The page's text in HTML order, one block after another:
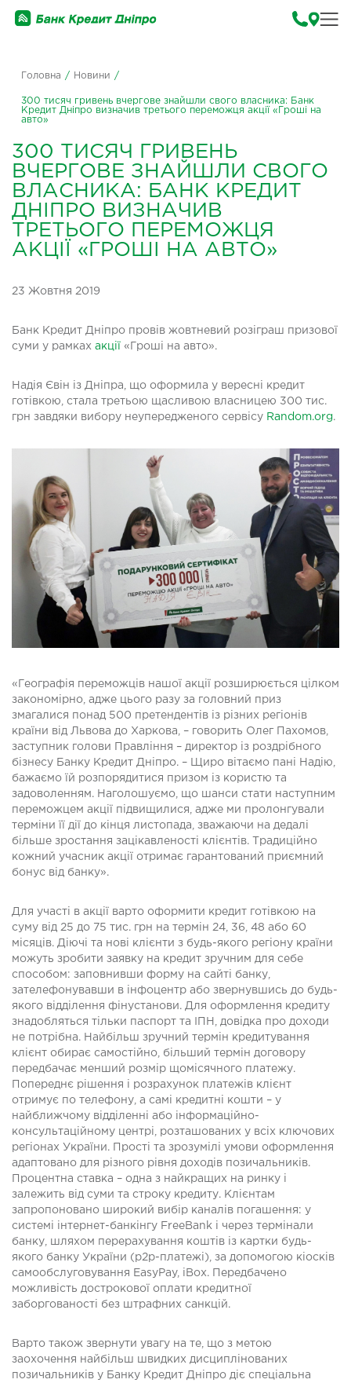
Головна / Новини /
300 тисяч гривень вчергове знайшли свого власника: Банк
Кредит Дніпро визначив третього переможця акції «Гроші на
авто»
300 ТИСЯЧ ГРИВЕНЬ
ВЧЕРГОВЕ ЗНАЙШЛИ СВОГО
ВЛАСНИКА: БАНК КРЕДИТ
ДНІПРО ВИЗНАЧИВ
ТРЕТЬОГО ПЕРЕМОЖЦЯ
АКЦІЇ «ГРОШІ НА АВТО»
23 Жовтня 2019
Банк Кредит Дніпро провів жовтневий розіграш призової
суми у рамках акції «Гроші на авто».
Надія Євін із Дніпра, що оформила у вересні кредит
готівкою, стала третьою щасливою власницею 300 тис.
грн завдяки вибору неупередженого сервісу Random.org.
«Географія переможців нашої акції розширюється цілком
закономірно, адже цього разу за головний приз
змагалися понад 500 претендентів із різних регіонів
країни від Львова до Харкова, – говорить Олег Пахомов,
заступник голови Правління – директор із роздрібного
бізнесу Банку Кредит Дніпро. – Щиро вітаємо пані Надію,
бажаємо їй розпорядитися призом із користю та
задоволенням. Наголошуємо, що шанси стати наступним
переможцем акції підвищилися, адже ми пролонгували
терміни її дії до кінця листопада, зважаючи на дедалі
більше зростання зацікавленості клієнтів. Традиційно
кожний учасник акції отримає гарантований приємний
бонус від банку».
Для участі в акції варто оформити кредит готівкою на
суму від 25 до 75 тис. грн на термін 24, 36, 48 або 60
місяців. Діючі та нові клієнти з будь-якого регіону країни
можуть зробити заявку на кредит зручним для себе
способом: заповнивши форму на сайті банку,
зателефонувавши в інфоцентр або звернувшись до будь-
якого відділення фінустанови. Для оформлення кредиту
знадобляться тільки паспорт та ІПН, довідка про доходи
не потрібна. Найбільш зручний термін кредитування
клієнт обирає самостійно, більший термін договору
передбачає менший розмір щомісячного платежу.
Попереднє рішення і розрахунок платежів клієнт
отримує по телефону, а самі кредитні кошти – у
найближчому відділенні або інформаційно-
консультаційному центрі, розташованих у всіх ключових
регіонах України. Прості та зрозумілі умови оформлення
адаптовано для різного рівня доходів позичальників.
Процентна ставка – одна з найкращих на ринку і
залежить від суми та строку кредиту. Клієнтам
запропоновано широкий вибір каналів погашення: у
системі інтернет-банкінгу FreeBank і через термінали
банку, шляхом перерахування коштів із картки будь-
якого банку України (р2р-платежі), за допомогою кіосків
самообслуговування EasyPay, iBox. Передбачено
можливість дострокової оплати кредитної
заборгованості без штрафних санкцій.
Варто також звернути увагу на те, що з метою
заохочення найбільш швидких дисциплінованих
позичальників у Банку Кредит Дніпро діє спеціальна